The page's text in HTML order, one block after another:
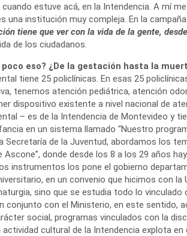
estuve acá, en la Intendencia. A mí
una institución muy compleja. En la
tiene que ver con la vida de la gente,
de los ciudadanos.
eso? ¿De la gestación hasta la
tiene 25 policlínicas. En esas 25
tenemos atención pediátrica, atención
dispositivo existente a nivel nacional de
– es de la Intendencia de Montevideo y
en un sistema llamado “Nuestro
Secretaría de la Juventud, abordamos los
Ascone”, donde desde los 8 a los 29 años
instrumentos los pone el gobierno
en un convenio que hicimos con la
sino que se estudia todo lo
conjunto con el Ministerio, en este sentido,
social, programas vinculados con la
cultural de la Intendencia explota